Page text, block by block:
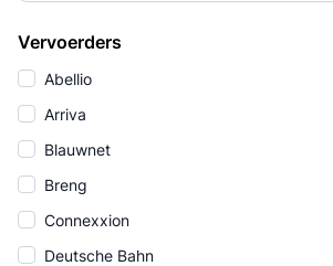
Vervoerders
Abellio
Arriva
Blauwnet
Breng
Connexxion
Deutsche Bahn